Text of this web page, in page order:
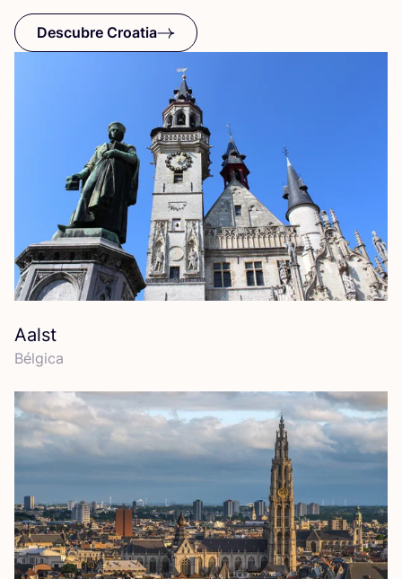
Descubre Croatia
Aalst
Bél­gi­ca